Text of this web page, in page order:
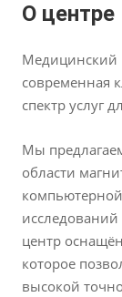
О центре
Медицинский
современная
спектр услуг
Мы
области
центр
которое
высокой